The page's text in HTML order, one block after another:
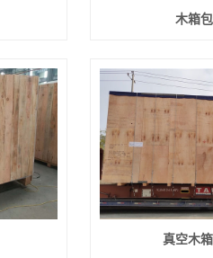
木箱
真空木